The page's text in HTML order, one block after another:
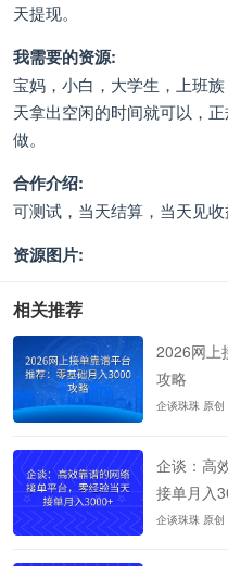
天提现。
我需要的资源:
宝妈，小白，大学生，上班
天拿出空闲的时间就可以，
做。
合作介绍:
可测试，当天结算，当天见收
资源图片:
相关推荐
2026网上
攻略
企谈珠珠 原创
企谈：高
接单月入
企谈珠珠 原创